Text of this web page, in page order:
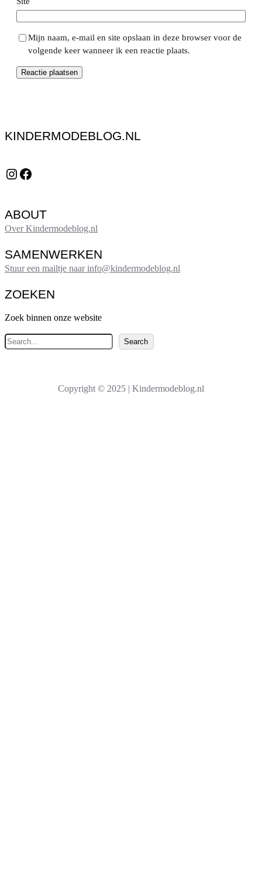
Mijn naam, e-mail en site opslaan in deze browser voor de
volgende keer wanneer ik een reactie plaats.
KINDERMODEBLOG.NL
Instagram Facebook
ABOUT
Over Kindermodeblog.nl
SAMENWERKEN
Stuur een mailtje naar info@kindermodeblog.nl
ZOEKEN
Zoek binnen onze website
Z
o
Search
Copyright © 2025 | Kindermodeblog.nl